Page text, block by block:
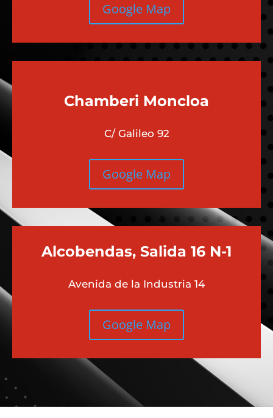
Google Map
Chamberi Moncloa
C/ Galileo 92
Google Map
Alcobendas, Salida 16 N-1
Avenida de la Industria 14
Google Map